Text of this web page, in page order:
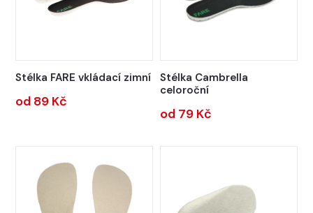
Stélka FARE vkládací zimní
od 89 Kč
Stélka Cambrella
celoroční
od 79 Kč